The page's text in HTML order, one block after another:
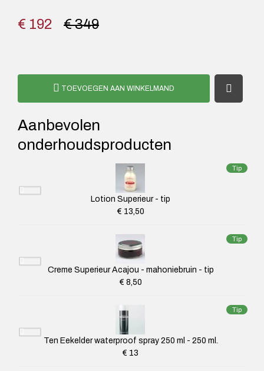
€ 349
€ 192
TOEVOEGEN AAN WINKELMAND
Aanbevolen
onderhoudsproducten
Tip
Lotion Superieur - tip
€ 13,50
Tip
Creme Superieur Acajou - mahoniebruin - tip
€ 8,50
Tip
Ten Eekelder waterproof spray 250 ml - 250 ml.
€ 13